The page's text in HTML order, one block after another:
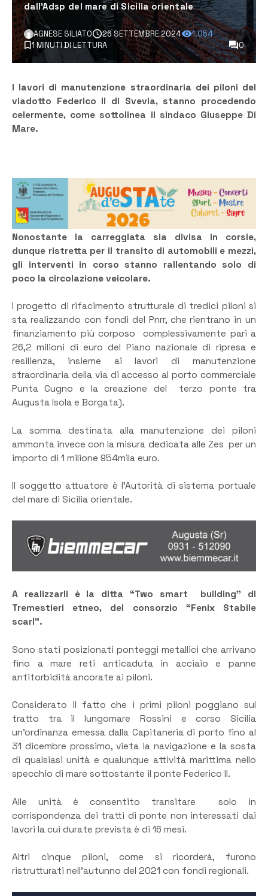
dall'Adsp del mare di Sicilia orientale
AGNESE SILIATO 26 SETTEMBRE 2024
1.054
1 MINUTI DI LETTURA
0
I lavori di manutenzione straordinaria dei piloni del
viadotto Federico II di Svevia, stanno procedendo
celermente, come sottolinea il sindaco Giuseppe Di
Mare.
Nonostante la carreggiata sia divisa in corsie,
dunque ristretta per il transito di automobili e mezzi,
gli interventi in corso stanno rallentando solo di
poco la circolazione veicolare.
I progetto di rifacimento strutturale di tredici piloni si
sta realizzando con fondi del Pnrr, che rientrano in un
finanziamento più corposo complessivamente pari a
26,2 milioni di euro del Piano nazionale di ripresa e
resilienza, insieme ai lavori di manutenzione
straordinaria della via di accesso al porto commerciale
Punta Cugno e la creazione del terzo ponte tra
Augusta Isola e Borgata).
La somma destinata alla manutenzione dei piloni
ammonta invece con la misura dedicata alle Zes per un
importo di 1 milione 954mila euro.
Il soggetto attuatore è l’Autorità di sistema portuale
del mare di Sicilia orientale.
A realizzarli è la ditta “Two smart building” di
Tremestieri etneo, del consorzio “Fenix Stabile
scarl”.
Sono stati posizionati ponteggi metallici che arrivano
fino a mare reti anticaduta in acciaio e panne
antitorbidità ancorate ai piloni.
Considerato il fatto che i primi piloni poggiano sul
tratto tra il lungomare Rossini e corso Sicilia
un’ordinanza emessa dalla Capitaneria di porto fino al
31 dicembre prossimo, vieta la navigazione e la sosta
di qualsiasi unità e qualunque attività marittima nello
specchio di mare sottostante il ponte Federico II.
Alle unità è consentito transitare solo in
corrispondenza dei tratti di ponte non interessati dai
lavori la cui durate prevista è di 16 mesi.
Altri cinque piloni, come si ricorderà, furono
ristrutturati nell’autunno del 2021 con fondi regionali.